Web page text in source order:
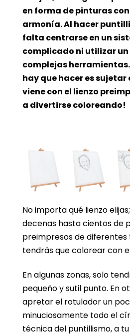
en forma de pinturas
armonía. Al hacer
falta centrarse en un
complicado ni utilizar
complejas
hay que hacer es
viene con el lienzo
a divertirse coloreando!
No importa qué lienzo
decenas hasta cientos de
preimpresos de diferentes
tendrás que colorear con
En algunas zonas, solo
pequeño y sutil punto. En
apretar el rotulador un
minuciosamente todo el
técnica del puntillismo, a